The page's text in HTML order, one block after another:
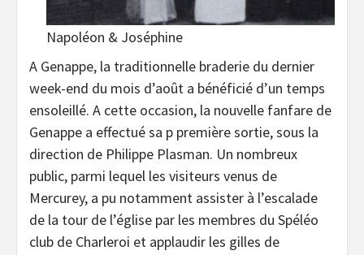
Napoléon & Joséphine
A Genappe, la traditionnelle braderie du dernier
week-end du mois d’août a bénéficié d’un temps
ensoleillé. A cette occasion, la nouvelle fanfare de
Genappe a effectué sa p première sortie, sous la
direction de Philippe Plasman. Un nombreux
public, parmi lequel les visiteurs venus de
Mercurey, a pu notamment assister à l’escalade
de la tour de l’église par les membres du Spéléo
club de Charleroi et applaudir les gilles de